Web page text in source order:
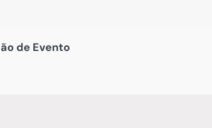
de Evento